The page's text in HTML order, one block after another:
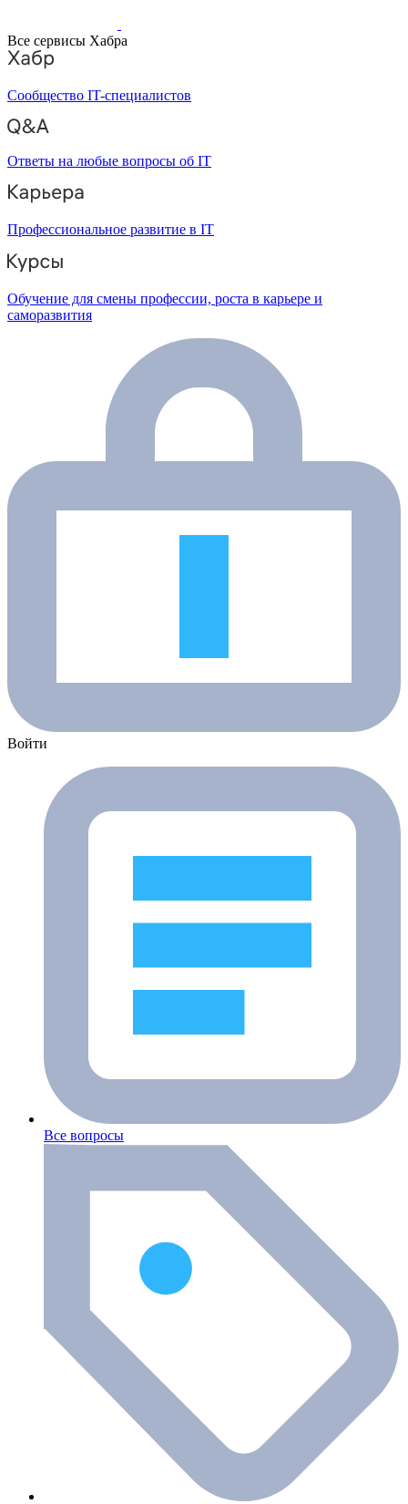
Все сервисы Хабра
Сообщество IT-специалистов
Ответы на любые вопросы об IT
Профессиональное развитие в IT
Обучение для смены профессии, роста в карьере и
саморазвития
Войти
Все вопросы